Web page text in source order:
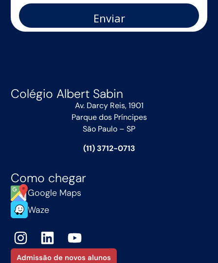
Enviar
Colégio Albert Sabin
Av. Darcy Reis, 1901
Parque dos Príncipes
São Paulo – SP
(11) 3712-0713
Como chegar
Google Maps
Waze
Admissão de novos alunos